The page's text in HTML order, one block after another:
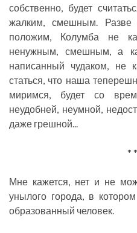
собственно, будет
жалким, смешным. Разве
положим, Колумба не
ненужным, смешным, а
написанный чудаком, не
статься, что наша
миримся, будет со
неудобней, неумной,
даже грешной...
*
Мне кажется, нет и не
унылого города, в
образованный человек.